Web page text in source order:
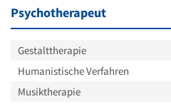
Psychotherapeut
Gestalttherapie
Humanistische Verfahren
Musiktherapie